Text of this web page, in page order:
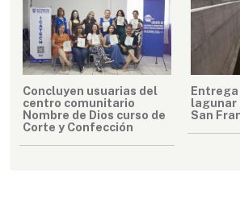
Concluyen usuarias del
centro comunitario
Nombre de Dios curso de
Corte y Confección
Entrega
lagunar
San